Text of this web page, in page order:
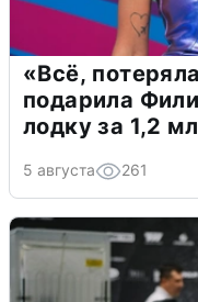
«Всё,
подарила
лодку за 1,2
5 августа 261